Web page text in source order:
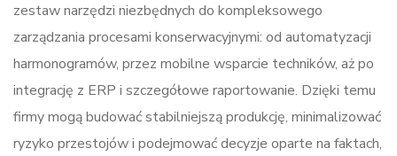
zestaw narzędzi niezbędnych do kompleksowego
zarządzania procesami konserwacyjnymi: od automatyzacji
harmonogramów, przez mobilne wsparcie techników, aż po
integrację z ERP i szczegółowe raportowanie. Dzięki temu
firmy mogą budować stabilniejszą produkcję, minimalizować
ryzyko przestojów i podejmować decyzje oparte na faktach,